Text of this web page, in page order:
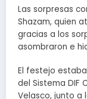
Las sorpresas
Shazam, quien
gracias a los
asombraron e
El festejo
del Sistema DIF
Velasco, junto a